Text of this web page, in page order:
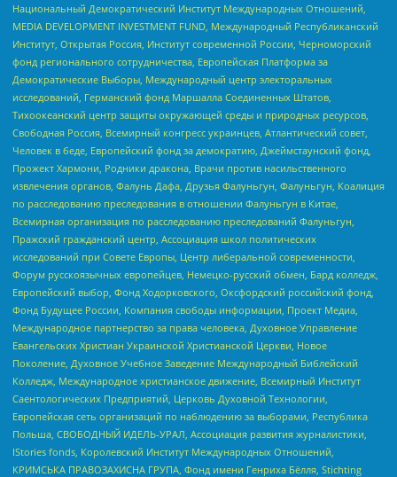
Национальный Демократический Институт Международных Отношений,
MEDIA DEVELOPMENT INVESTMENT FUND, Международный Республиканский
Институт, Открытая Россия, Институт современной России, Черноморский
фонд регионального сотрудничества, Европейская Платформа за
Демократические Выборы, Международный центр электоральных
исследований, Германский фонд Маршалла Соединенных Штатов,
Тихоокеанский центр защиты окружающей среды и природных ресурсов,
Свободная Россия, Всемирный конгресс украинцев, Атлантический совет,
Человек в беде, Европейский фонд за демократию, Джеймстаунский фонд,
Прожект Хармони, Родники дракона, Врачи против насильственного
извлечения органов, Фалунь Дафа, Друзья Фалуньгун, Фалуньгун, Коалиция
по расследованию преследования в отношении Фалуньгун в Китае,
Всемирная организация по расследованию преследований Фалуньгун,
Пражский гражданский центр, Ассоциация школ политических
исследований при Совете Европы, Центр либеральной современности,
Форум русскоязычных европейцев, Немецко-русский обмен, Бард колледж,
Европейский выбор, Фонд Ходорковского, Оксфордский российский фонд,
Фонд Будущее России, Компания свободы информации, Проект Медиа,
Международное партнерство за права человека, Духовное Управление
Евангельских Христиан Украинской Христианской Церкви, Новое
Поколение, Духовное Учебное Заведение Международный Библейский
Колледж, Международное христианское движение, Всемирный Институт
Саентологических Предприятий, Церковь Духовной Технологии,
Европейская сеть организаций по наблюдению за выборами, Республика
Польша, СВОБОДНЫЙ ИДЕЛЬ-УРАЛ, Ассоциация развития журналистики,
IStories fonds, Королевский Институт Международных Отношений,
КРИМСЬКА ПРАВОЗАХИСНА ГРУПА, Фонд имени Генриха Бёлля, Stichting